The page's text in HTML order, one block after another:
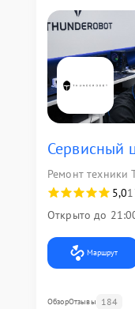
Сервисный
Ремонт техники
5,0
Открыто до
Маршрут
ОбзорОтзывы 184